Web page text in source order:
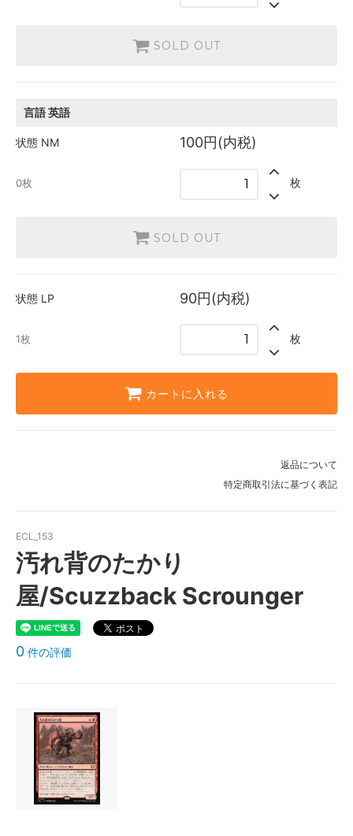
SOLD OUT
言語英語
状態 NM 100円(内税)
0枚 枚
SOLD OUT
状態 LP 90円(内税)
1枚 枚
カートに入れる
返品について
特定商取引法に基づく表記
ECL_153
汚れ背のたかり
屋/Scuzzback Scrounger
0 件の評価